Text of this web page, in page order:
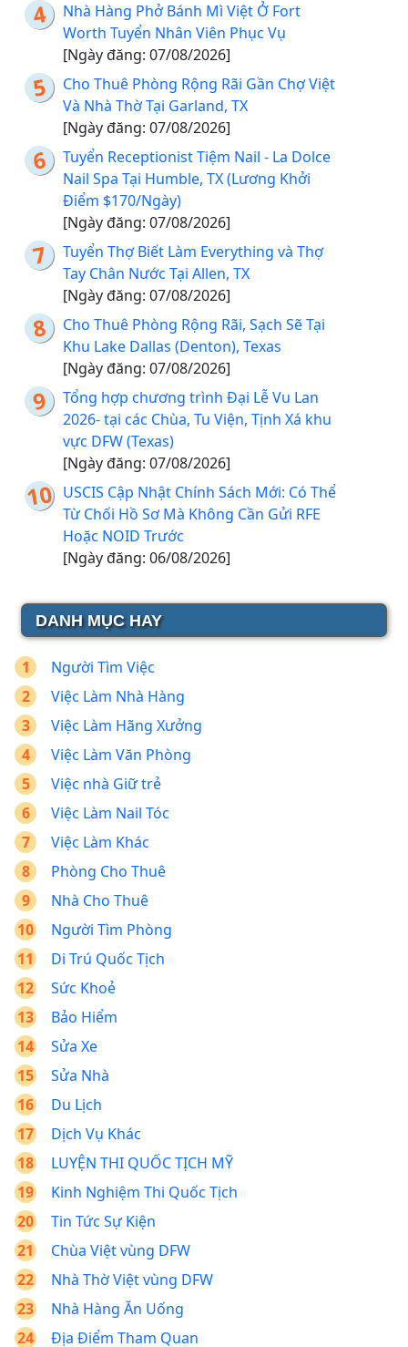
Nhà Hàng Phở Bánh Mì Việt Ở Fort
Worth Tuyển Nhân Viên Phục Vụ
[Ngày đăng: 07/08/2026]
Cho Thuê Phòng Rộng Rãi Gần Chợ Việt
Và Nhà Thờ Tại Garland, TX
[Ngày đăng: 07/08/2026]
Tuyển Receptionist Tiệm Nail - La Dolce
Nail Spa Tại Humble, TX (Lương Khởi
Điểm $170/Ngày)
[Ngày đăng: 07/08/2026]
Tuyển Thợ Biết Làm Everything và Thợ
Tay Chân Nước Tại Allen, TX
[Ngày đăng: 07/08/2026]
Cho Thuê Phòng Rộng Rãi, Sạch Sẽ Tại
Khu Lake Dallas (Denton), Texas
[Ngày đăng: 07/08/2026]
Tổng hợp chương trình Đại Lễ Vu Lan
2026- tại các Chùa, Tu Viện, Tịnh Xá khu
vực DFW (Texas)
[Ngày đăng: 07/08/2026]
USCIS Cập Nhật Chính Sách Mới: Có Thể
Từ Chối Hồ Sơ Mà Không Cần Gửi RFE
Hoặc NOID Trước
[Ngày đăng: 06/08/2026]
DANH MỤC HAY
Người Tìm Việc
Việc Làm Nhà Hàng
Việc Làm Hãng Xưởng
Việc Làm Văn Phòng
Việc nhà Giữ trẻ
Việc Làm Nail Tóc
Việc Làm Khác
Phòng Cho Thuê
Nhà Cho Thuê
Người Tìm Phòng
Di Trú Quốc Tịch
Sức Khoẻ
Bảo Hiểm
Sửa Xe
Sửa Nhà
Du Lịch
Dịch Vụ Khác
LUYỆN THI QUỐC TỊCH MỸ
Kinh Nghiệm Thi Quốc Tịch
Tin Tức Sự Kiện
Chùa Việt vùng DFW
Nhà Thờ Việt vùng DFW
Nhà Hàng Ăn Uống
Địa Điểm Tham Quan